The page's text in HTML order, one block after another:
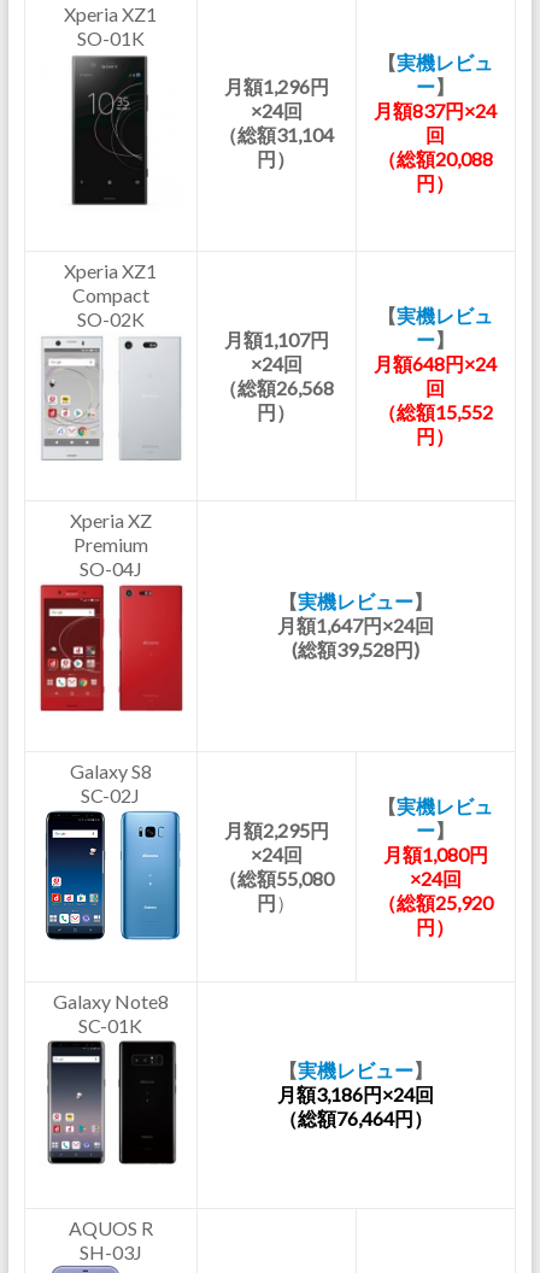
Xperia XZ1
SO-01K
月額1,296円
×24回
（総額31,104
円）
【実機レビュ
ー】
月額837円×24
回
（総額20,088
円）
Xperia XZ1
Compact
SO-02K
月額1,107円
×24回
（総額26,568
円）
【実機レビュ
ー】
月額648円×24
回
（総額15,552
円）
Xperia XZ
Premium
SO-04J
【実機レビュー】
月額1,647円×24回
(総額39,528円)
Galaxy S8
SC-02J
月額2,295円
×24回
（総額55,080
円）
【実機レビュ
ー】
月額1,080円
×24回
（総額25,920
円）
Galaxy Note8
SC-01K
【実機レビュー】
月額3,186円×24回
（総額76,464円）
AQUOS R
SH-03J